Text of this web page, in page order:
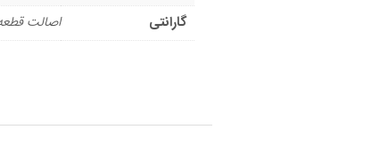
گارانتی
اصالت